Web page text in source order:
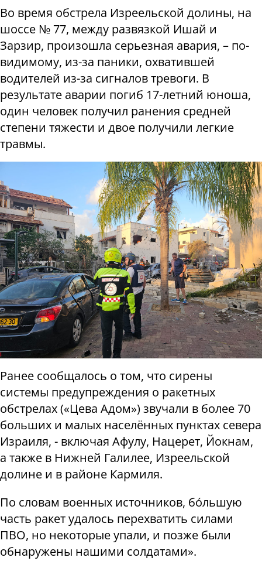
Во время обстрела Изреельской долины, на
шоссе № 77, между развязкой Ишай и
Зарзир, произошла серьезная авария, – по-
видимому, из-за паники, охватившей
водителей из-за сигналов тревоги. В
результате аварии погиб 17-летний юноша,
один человек получил ранения средней
степени тяжести и двое получили легкие
травмы.
Ранее сообщалось о том, что сирены
системы предупреждения о ракетных
обстрелах («Цева Адом») звучали в более 70
больших и малых населённых пунктах севера
Израиля, - включая Афулу, Нацерет, Йокнам,
а также в Нижней Галилее, Изреельской
долине и в районе Кармиля.
По словам военных источников, бóльшую
часть ракет удалось перехватить силами
ПВО, но некоторые упали, и позже были
обнаружены нашими солдатами».